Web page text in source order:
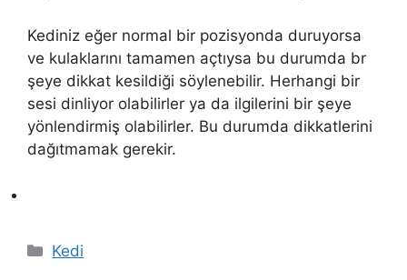
Kediniz eğer normal bir pozisyonda duruyorsa
ve kulaklarını tamamen açtıysa bu durumda br
şeye dikkat kesildiği söylenebilir. Herhangi bir
sesi dinliyor olabilirler ya da ilgilerini bir şeye
yönlendirmiş olabilirler. Bu durumda dikkatlerini
dağıtmamak gerekir.
Kategoriler
Kedi